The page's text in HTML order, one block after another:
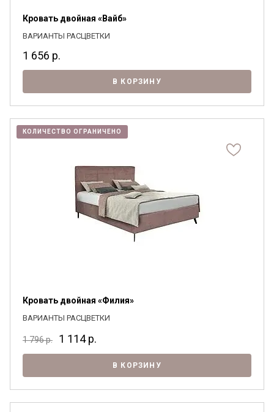
Кровать двойная «Вайб»
ВАРИАНТЫ РАСЦВЕТКИ
1 656 р.
В КОРЗИНУ
КОЛИЧЕСТВО ОГРАНИЧЕНО
Кровать двойная «Филия»
ВАРИАНТЫ РАСЦВЕТКИ
1 796р. 1 114р.
В КОРЗИНУ